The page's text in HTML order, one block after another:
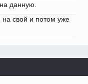
данную.
свой и потом уже